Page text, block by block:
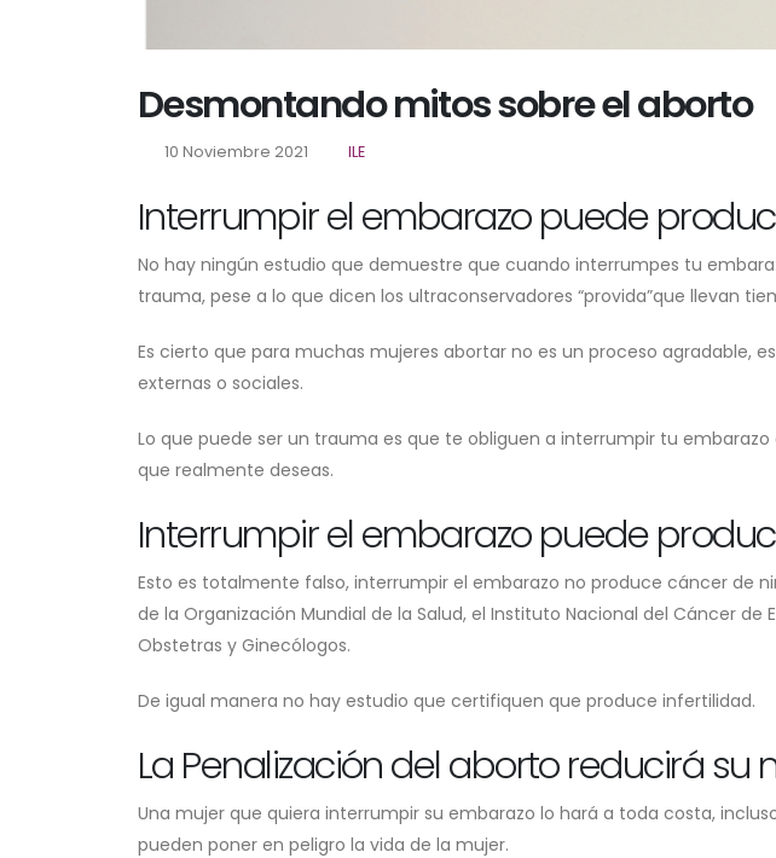
Desmontando mitos sobre el aborto
10 Noviembre 2021 ILE
Interrumpir el embarazo puede
No hay ningún estudio que demuestre que cuando interrumpes tu
trauma, pese a lo que dicen los ultraconservadores “provida”que llevan
Es cierto que para muchas mujeres abortar no es un proceso agradable,
externas o sociales.
Lo que puede ser un trauma es que te obliguen a interrumpir tu
que realmente deseas.
Interrumpir el embarazo puede
Esto es totalmente falso, interrumpir el embarazo no produce cáncer de
de la Organización Mundial de la Salud, el Instituto Nacional del Cáncer de
Obstetras y Ginecólogos.
De igual manera no hay estudio que certifiquen que produce infertilidad.
La Penalización del aborto reducirá su
Una mujer que quiera interrumpir su embarazo lo hará a toda costa,
pueden poner en peligro la vida de la mujer.